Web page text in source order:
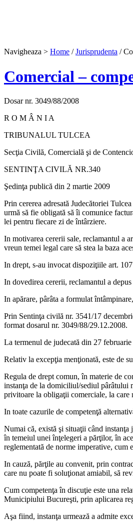
Navigheaza > Home /Jurisprudenta /
Comercial –
Dosar nr. 3049/88/2008
R O M Â N I A
TRIBUNALUL TULCEA
Secţia Civilă, Comercială şi de
SENTINŢA CIVILĂ NR.340
Şedinţa publică din 2 martie 2009
Prin cererea adresată Judecătoriei
urmă să fie obligată să îi comunice
lei pentru fiecare zi de întârziere.
In motivarea cererii sale, reclamantul a
vreun temei legal care să stea la baza
In drept, s-au invocat dispoziţiile art.
In dovedirea cererii, reclamantul a
In apărare, pârâta a formulat
Prin Sentinţa civilă nr. 3541/17
format dosarul nr. 3049/88/29.12.2008.
La termenul de judecată din 27
Relativ la excepţia menţionată, este de
Regula de drept comun, în materie de
instanţa de la domiciliul/sediul pârâtului
privitoare la obligaţii comerciale, la care
In toate cazurile de competenţă
Numai că, există şi situaţii când instanţa
în temeiul unei înţelegeri a părţilor, în
reglementată de norme imperative, cum
In cauză, părţile au convenit, prin
care nu poate fi soluţionat amiabil, să
Cum competenţa în discuţie este una
Municipiului Bucureşti, prin aplicarea
Aşa fiind, instanţa urmează a admite